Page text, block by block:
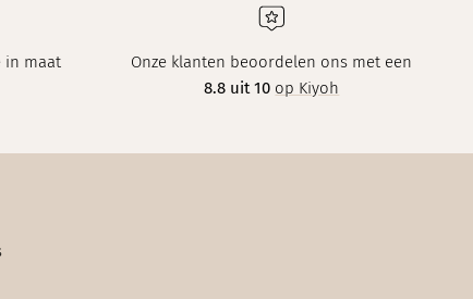
in maat
Onze klanten beoordelen ons met een
8.8 uit 10 op Kiyoh